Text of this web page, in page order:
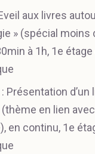
aux livres
» (spécial moins
à 1h, 1e étage
Présentation d’un
en lien
en continu, 1e